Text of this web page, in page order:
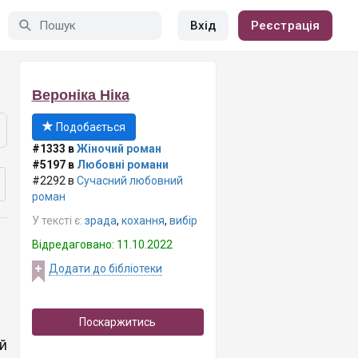
Вхід Реєстрація
Вероніка Ніка
Подобається
#1333 вЖіночий роман
#5197 в Любовні романи
#2292 в Сучасний любовний
роман
У тексті є: зрада, кохання, вибір
Відредаговано: 11.10.2022
Додати до бібліотеки
Поскаржитись